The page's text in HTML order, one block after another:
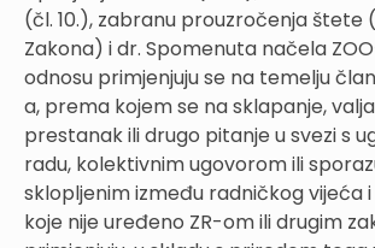
(čl. 10.), zabranu prouzročenja štete
Zakona) i dr. Spomenuta načela
odnosu primjenjuju se na temelju
a, prema kojem se na sklapanje,
prestanak ili drugo pitanje u svezi s
radu, kolektivnim ugovorom ili
sklopljenim između radničkog vijeća
koje nije uređeno ZR-om ili drugim